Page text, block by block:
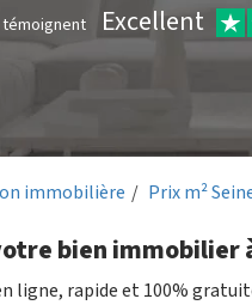
Excellent
immobilière Prix m²
bien immobilier
ligne, rapide et 100%